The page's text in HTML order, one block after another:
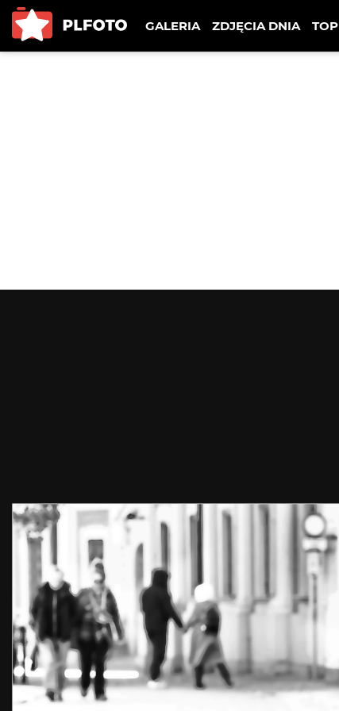
GALERIA ZDJĘCIA DNIA TOP